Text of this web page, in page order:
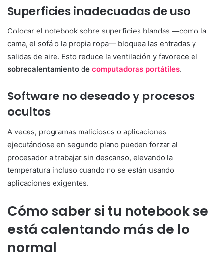
Superficies inadecuadas de uso
Colocar el notebook sobre superficies blandas —como la
cama, el sofá o la propia ropa— bloquea las entradas y
salidas de aire. Esto reduce la ventilación y favorece el
sobrecalentamiento de computadoras portátiles.
Software no deseado y procesos
ocultos
A veces, programas maliciosos o aplicaciones
ejecutándose en segundo plano pueden forzar al
procesador a trabajar sin descanso, elevando la
temperatura incluso cuando no se están usando
aplicaciones exigentes.
Cómo saber si tu notebook se
está calentando más de lo
normal